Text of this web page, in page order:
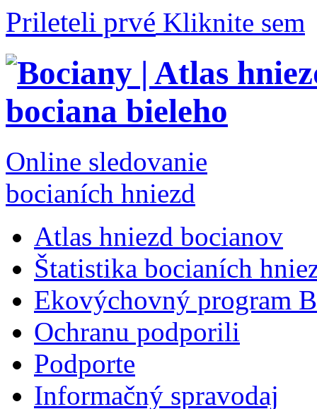
Prileteli prvé Kliknite sem
Online sledovanie
bocianích hniezd
Atlas hniezd bocianov
Štatistika bocianích
Ekovýchovný program
Ochranu podporili
Podporte
Informačný spravodaj